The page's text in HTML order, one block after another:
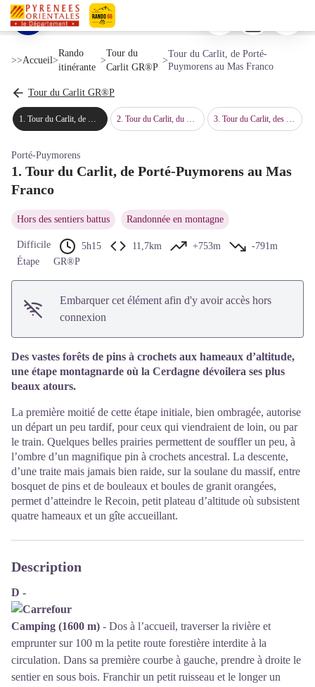
Pyrénées-Orientales Le Département
Tour du Carlit, de Porté-Puymorens au Mas Franco
Crêtes au-dessus de Bena - © Michel Castillo - CD66
Voir l'image en plein écran
>>Accueil>
Rando
itinérante
>
Tour du
Carlit GR®P
>
Tour du Carlit, de Porté-
Puymorens au Mas Franco
Tour du Carlit GR®P
1. Tour du Carlit, de Porté-Puymorens au Mas Franco 2. Tour du Carlit, du Mas Franco aux Bouillouses 3.Tour du Carlit, des Bouillouses à Porté-Puymorens
Porté-Puymorens
1. Tour du Carlit, de Porté-Puymorens au Mas
Franco
Hors des sentiers battus Randonnée en montagne
Difficile 5h15 11,7km +753m
-791m
Étape
GR®P
Embarquer cet élément afin d'y avoir accès hors
connexion
Des vastes forêts de pins à crochets aux hameaux d’altitude,
une étape montagnarde où la Cerdagne dévoilera ses plus
beaux atours.
La première moitié de cette étape initiale, bien ombragée, autorise
un départ un peu tardif, pour ceux qui viendraient de loin, ou par
le train. Quelques belles prairies permettent de souffler un peu, à
l’ombre d’un magnifique pin à crochets ancestral. La descente,
d’une traite mais jamais bien raide, sur la soulane du massif, entre
bosquet de pins et de bouleaux et boules de granit orangées,
permet d’atteindre le Recoin, petit plateau d’altitude où subsistent
quatre hameaux et un gîte accueillant.
Description
D -
Camping (1600 m) - Dos à l’accueil, traverser la rivière et
emprunter sur 100 m la petite route forestière interdite à la
circulation. Dans sa première courbe à gauche, prendre à droite le
sentier en sous bois. Franchir un petit ruisseau et le longer un